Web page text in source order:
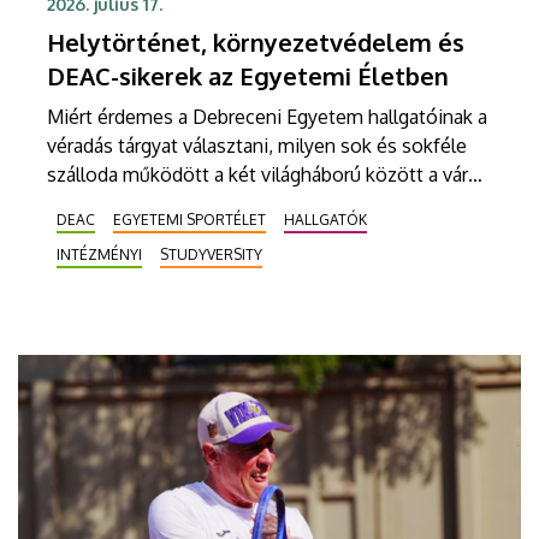
2026. július 17.
Helytörténet, környezetvédelem és
DEAC-sikerek az Egyetemi Életben
Miért érdemes a Debreceni Egyetem hallgatóinak a
véradás tárgyat választani, milyen sok és sokféle
szálloda működött a két világháború között a város
hogy ne fogyatkozzon tovább a növényeket
beporzó rovarok száma? Egyebek mellett ezekről
elismerést kapott.
DEAC EGYETEMI SPORTÉLET
HALLGATÓK
INTÉZMÉNYI
STUDYVERSITY